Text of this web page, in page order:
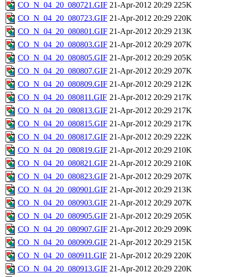
CO_N_04_20_080721.GIF 21-Apr-2012 20:29 225K
CO_N_04_20_080723.GIF 21-Apr-2012 20:29 220K
CO_N_04_20_080801.GIF 21-Apr-2012 20:29 213K
CO_N_04_20_080803.GIF 21-Apr-2012 20:29 207K
CO_N_04_20_080805.GIF 21-Apr-2012 20:29 205K
CO_N_04_20_080807.GIF 21-Apr-2012 20:29 207K
CO_N_04_20_080809.GIF 21-Apr-2012 20:29 212K
CO_N_04_20_080811.GIF 21-Apr-2012 20:29 217K
CO_N_04_20_080813.GIF 21-Apr-2012 20:29 217K
CO_N_04_20_080815.GIF 21-Apr-2012 20:29 217K
CO_N_04_20_080817.GIF 21-Apr-2012 20:29 222K
CO_N_04_20_080819.GIF 21-Apr-2012 20:29 210K
CO_N_04_20_080821.GIF 21-Apr-2012 20:29 210K
CO_N_04_20_080823.GIF 21-Apr-2012 20:29 207K
CO_N_04_20_080901.GIF 21-Apr-2012 20:29 213K
CO_N_04_20_080903.GIF 21-Apr-2012 20:29 207K
CO_N_04_20_080905.GIF 21-Apr-2012 20:29 205K
CO_N_04_20_080907.GIF 21-Apr-2012 20:29 209K
CO_N_04_20_080909.GIF 21-Apr-2012 20:29 215K
CO_N_04_20_080911.GIF 21-Apr-2012 20:29 220K
CO_N_04_20_080913.GIF 21-Apr-2012 20:29 220K